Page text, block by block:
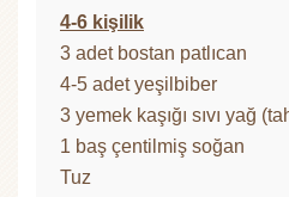
4-6 kişilik
3 adet bostan patlıcan
4-5 adet yeşilbiber
3 yemek kaşığı sıvı yağ
1 baş çentilmiş soğan
Tuz